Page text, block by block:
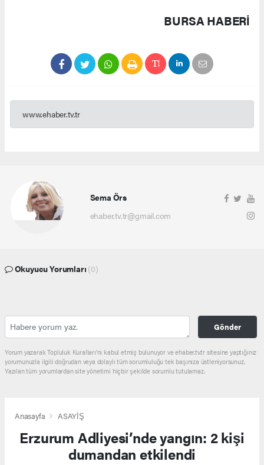
BURSA HABERİ
www.ehaber.tv.tr
Sema Örs
ehaber.tv.tr@gmail.com
Okuyucu Yorumları (0)
Gönder
Yorum yazarak Topluluk Kuralları’nı kabul etmiş bulunuyor ve ehaber.tv.tr sitesine yaptığınız
yorumunuzla ilgili doğrudan veya dolaylı tüm sorumluluğu tek başınıza üstleniyorsunuz.
Yazılan tüm yorumlardan site yönetimi hiçbir şekilde sorumlu tutulamaz.
Anasayfa ASAYİŞ
Erzurum Adliyesi’nde yangın: 2 kişi
dumandan etkilendi